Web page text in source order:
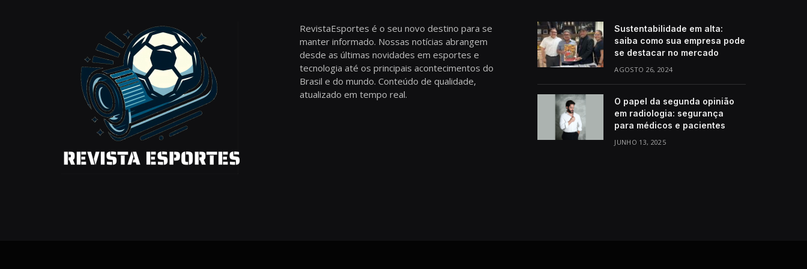
RevistaEsportes é o seu novo destino para se
manter informado. Nossas notícias abrangem
desde as últimas novidades em esportes e
tecnologia até os principais acontecimentos do
Brasil e do mundo. Conteúdo de qualidade,
atualizado em tempo real.
Sustentabilidade em alta:
saiba como sua empresa pode
se destacar no mercado
AGOSTO 26, 2024
O papel da segunda opinião
em radiologia: segurança
para médicos e pacientes
JUNHO 13, 2025